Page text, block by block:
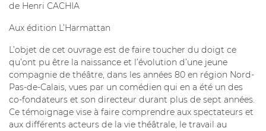
de Henri CACHIA
Aux édition L’Harmattan
L’objet de cet ouvrage est de faire toucher du doigt ce
qu’ont pu être la naissance et l’évolution d’une jeune
compagnie de théâtre, dans les années 80 en région Nord-
Pas-de-Calais, vues par un comédien qui en a été un des
co-fondateurs et son directeur durant plus de sept années.
Ce témoignage vise à faire comprendre aux spectateurs et
aux différents acteurs de la vie théâtrale, le travail au